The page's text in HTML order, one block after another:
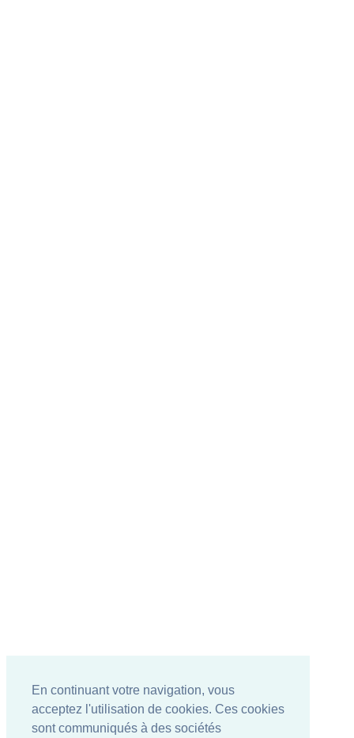
En continuant votre navigation, vous
acceptez l'utilisation de cookies. Ces cookies
sont communiqués à des sociétés